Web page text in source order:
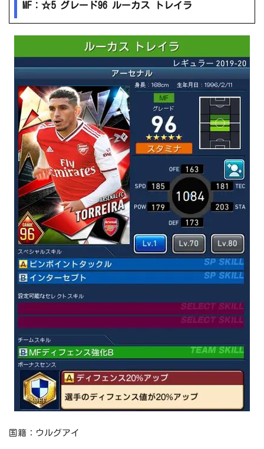
MF：☆5 グレード96 ルーカス トレイラ
国籍：ウルグアイ